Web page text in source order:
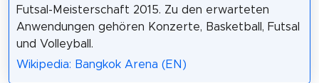
Futsal-Meisterschaft 2015. Zu den erwarteten
Anwendungen gehören Konzerte, Basketball, Futsal
und Volleyball.
Wikipedia: Bangkok Arena (EN)